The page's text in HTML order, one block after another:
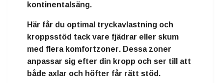
kontinentalsäng.
Här får du optimal tryckavlastning och
kroppsstöd tack vare fjädrar eller skum
med flera komfortzoner. Dessa zoner
anpassar sig efter din kropp och ser till att
både axlar och höfter får rätt stöd.